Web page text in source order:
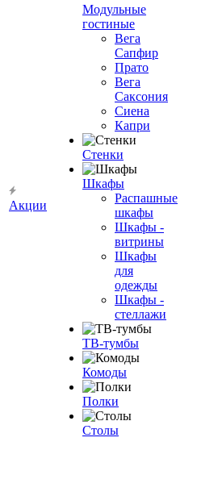
Акции
Модульные
гостиные
Вега
Сапфир
Прато
Вега
Саксония
Сиена
Капри
Стенки
Шкафы
Распашные
шкафы
Шкафы -
витрины
Шкафы
для
одежды
Шкафы -
стеллажи
ТВ-тумбы
Комоды
Полки
Столы